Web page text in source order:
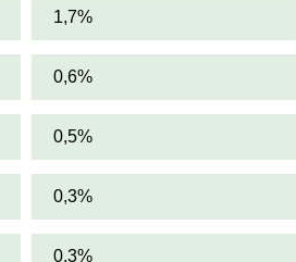
1,7%
0,6%
0,5%
0,3%
0,3%